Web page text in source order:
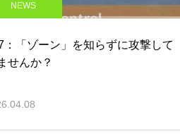
NEWS
：「ゾーン」を知らずに攻撃して
せんか？